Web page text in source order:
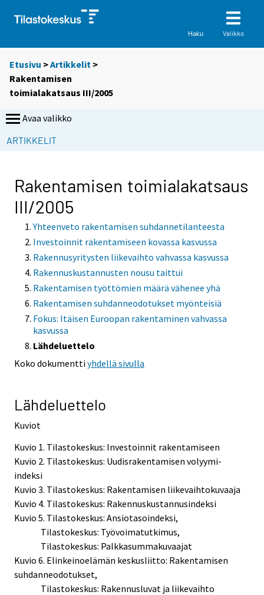
Haku Valikko
Etusivu >Artikkelit >
Rakentamisen
toimialakatsaus III/2005
Avaa valikko
ARTIKKELIT
Rakentamisen toimialakatsaus
III/2005
Yhteenveto rakentamisen suhdannetilanteesta
Investoinnit rakentamiseen kovassa kasvussa
Rakennusyritysten liikevaihto vahvassa kasvussa
Rakennuskustannusten nousu taittui
Rakentamisen työttömien määrä vähenee yhä
Rakentamisen suhdanneodotukset myönteisiä
Fokus: Itäisen Euroopan rakentaminen vahvassa
kasvussa
Lähdeluettelo
Koko dokumenttiyhdellä sivulla
Lähdeluettelo
Kuviot
Kuvio 1. Tilastokeskus: Investoinnit rakentamiseen
Kuvio 2. Tilastokeskus: Uudisrakentamisen volyymi-
indeksi
Kuvio 3. Tilastokeskus: Rakentamisen liikevaihtokuvaaja
Kuvio 4. Tilastokeskus: Rakennuskustannusindeksi
Kuvio 5. Tilastokeskus: Ansiotasoindeksi,
Tilastokeskus: Työvoimatutkimus,
Tilastokeskus: Palkkasummakuvaajat
Kuvio 6. Elinkeinoelämän keskusliitto: Rakentamisen
suhdanneodotukset,
Tilastokeskus: Rakennusluvat ja liikevaihto